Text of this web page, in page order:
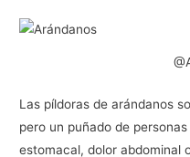
Las píldoras de arándanos
pero un puñado de
estomacal, dolor abdominal